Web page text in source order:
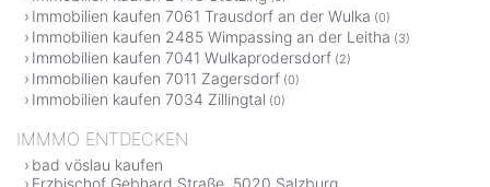
Immobilien kaufen 7061 Trausdorf an der Wulka (0)
Immobilien kaufen 2485 Wimpassing an der Leitha (3)
Immobilien kaufen 7041 Wulkaprodersdorf (2)
Immobilien kaufen 7011 Zagersdorf (0)
Immobilien kaufen 7034 Zillingtal (0)
IMMMO ENTDECKEN
bad vöslau kaufen
Erzbischof Gebhard Straße, 5020 Salzburg